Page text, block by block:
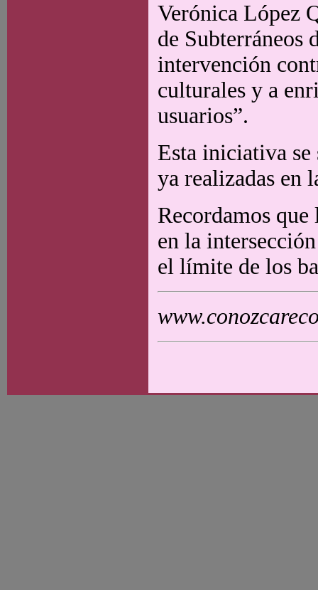
Verónica López
de Subterráneos
intervención
culturales y a
usuarios”.
Esta iniciativa se
ya realizadas en
Recordamos
en la
el límite de los